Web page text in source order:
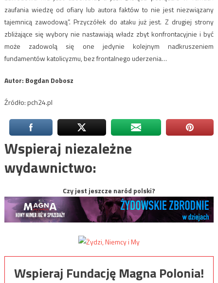
zaufania wiedzę od ofiary lub autora faktów to nie jest niezwiązany
tajemnicą zawodową”. Przyczółek do ataku już jest. Z drugiej strony
zbliżające się wybory nie nastawiają władz zbyt konfrontacyjnie i być
może zadowolą się one jedynie kolejnym nadkruszeniem
fundamentów katolicyzmu, bez frontalnego uderzenia…
Autor: Bogdan Dobosz
Źródło: pch24.pl
Wspieraj niezależne
wydawnictwo:
Czy jest jeszcze naród polski?
Wspieraj Fundację Magna Polonia!